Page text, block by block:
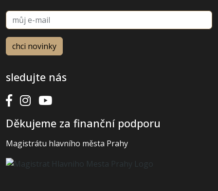
sledujte nás
Děkujeme za finanční podporu
Magistrátu hlavního města Prahy